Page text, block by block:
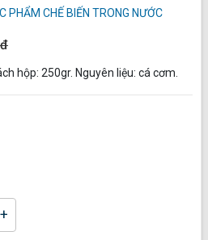
PHẨM CHẾ BIẾN TRONG NƯỚC
hộp: 250gr. Nguyên liệu: cá cơm.
+